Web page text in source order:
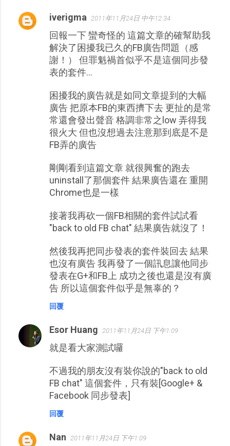
iverigma 2011年11月24日 中午12:34
回報一下 蠻奇怪的 這篇文章的確幫助我
解決了困擾我已久的FB廣告問題（感
謝！） 但罪魁禍首似乎不是這個同步發
表的套件...
困擾我的廣告就是如同文章提到的大幅
廣告 把原本FB的東西擠下去 更扯的是常
常還會發出聲音 格調非常之low 弄得我
很火大 但也沒想過去注意那到底是不是
FB弄的廣告
剛剛看到這篇文章 就很興奮的跑去
uninstall了那個套件 結果廣告還在 重開
Chrome也是一樣
接著我再砍一個FB相關的套件試試看
"back to old FB chat" 結果廣告就沒了！
然後我再把同步發表的套件裝回去 結果
也沒有廣告 我再發了一個訊息讓他同步
發表在G+和FB上 成功之後也還是沒有廣
告 所以這個套件似乎是無辜的？
回覆
Esor Huang 2011年11月24日 下午1:09
就是看大家測試囉
不過我的朋友沒有裝你說的"back to old
FB chat" 這個套件，只有裝[Google+ &
Facebook 同步發表]
回覆
Nan 2011年11月24日 下午1:09